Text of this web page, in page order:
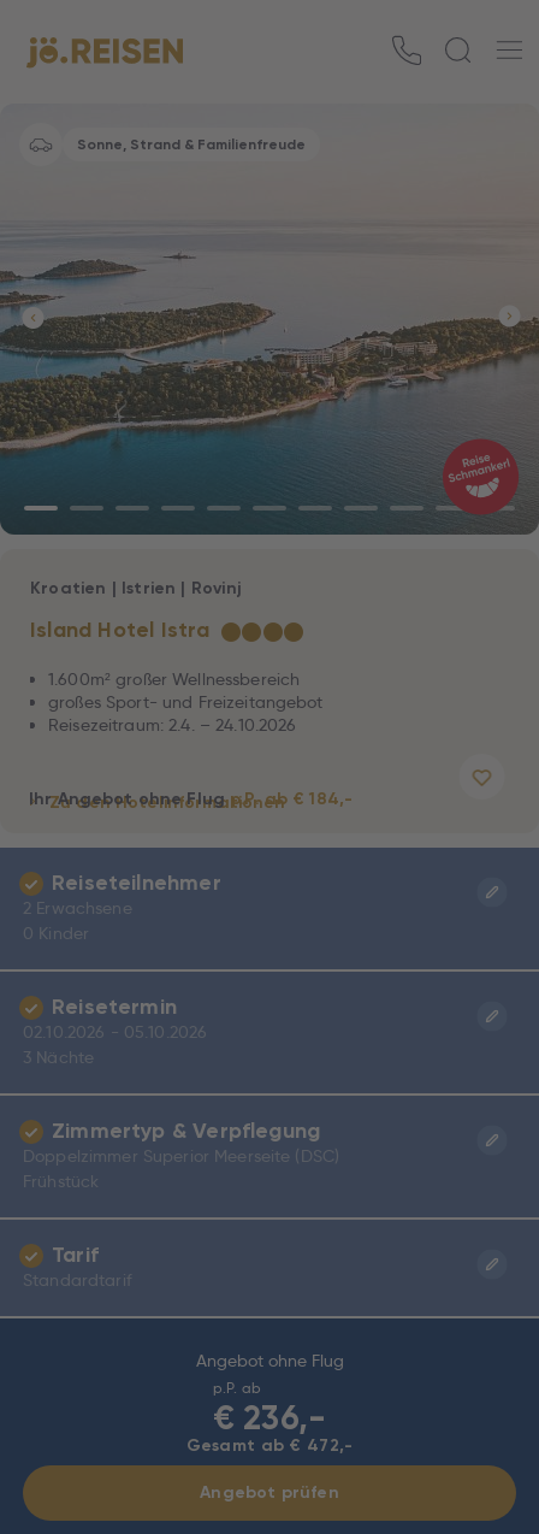
Sonne, Strand & Familienfreude
Island Hotel Istra ★★★★
Kroatien | Istrien | Rovinj
1.600m² großer Wellnessbereich
großes Sport- und Freizeitangebot
Reisezeitraum: 2.4. – 24.10.2026
Zu den Hotelinformationen
Ihr Angebot ohne Flugp.P. ab € 184,-
Angebot ohne Flug
p.P. ab
€ 236,-
Gesamt ab € 472,-
Angebot prüfen
Reiseteilnehmer
2 Erwachsene
0 Kinder
Reisetermin
02.10.2026 - 05.10.2026
3 Nächte
Zimmertyp & Verpflegung
Doppelzimmer Superior Meerseite (DSC)
Frühstück
Tarif
Standardtarif